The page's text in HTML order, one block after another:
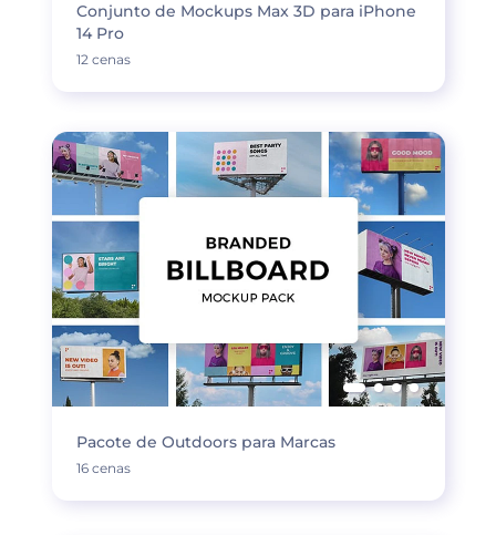
Conjunto de Mockups Max 3D para iPhone
14 Pro
12 cenas
Pacote de Outdoors para Marcas
16 cenas